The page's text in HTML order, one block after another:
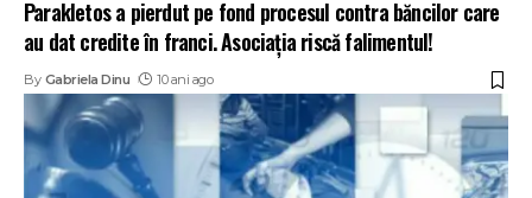
Parakletos a pierdut pe fond procesul contra băncilor care
au dat credite în franci. Asociația riscă falimentul!
By Gabriela Dinu 10 ani ago